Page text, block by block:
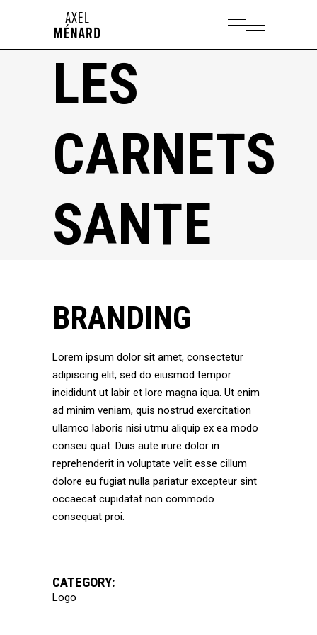
LES
CARNETS
SANTE
BRANDING
Lorem ipsum dolor sit amet, consectetur
adipiscing elit, sed do eiusmod tempor
incididunt ut labir et lore magna iqua. Ut enim
ad minim veniam, quis nostrud exercitation
ullamco laboris nisi utmu aliquip ex ea modo
conseu quat. Duis aute irure dolor in
reprehenderit in voluptate velit esse cillum
dolore eu fugiat nulla pariatur excepteur sint
occaecat cupidatat non commodo
consequat proi.
CATEGORY:
Logo